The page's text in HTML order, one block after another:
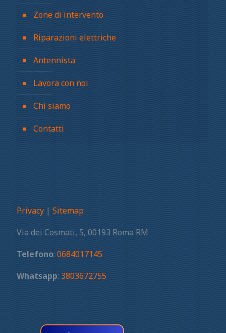
Zone di intervento
Riparazioni elettriche
Antennista
Lavora con noi
Chi siamo
Contatti
Privacy | Sitemap
Via dei Cosmati, 5, 00193 Roma RM
Telefono: 0684017145
Whatsapp: 3803672755